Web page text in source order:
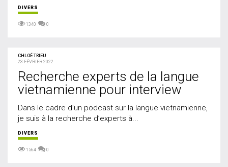
DIVERS
1340 0
CHLOÉ TRIEU
23 FÉVRIER 2022
Recherche experts de la langue
vietnamienne pour interview
Dans le cadre d’un podcast sur la langue vietnamienne,
je suis à la recherche d’experts à...
DIVERS
1564 0